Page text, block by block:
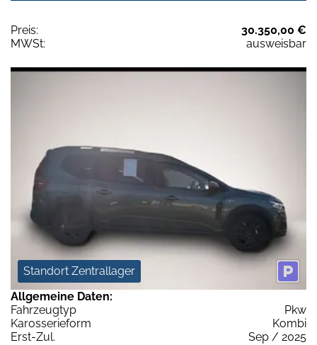
Preis:
30.350,00 €
MWSt:
ausweisbar
Standort Zentrallager
Allgemeine Daten:
Fahrzeugtyp
Pkw
Karosserieform
Kombi
Erst-Zul.
Sep / 2025